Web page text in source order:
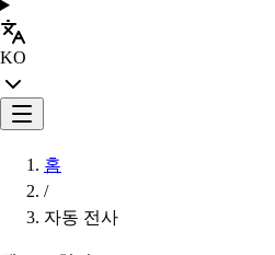
KO
홈
/
자동 전사